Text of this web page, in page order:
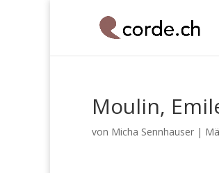
Moulin,
von Micha Sennhauser |